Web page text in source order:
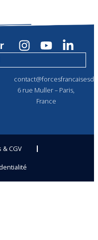
6 rue Muller – Paris,
France
CGV